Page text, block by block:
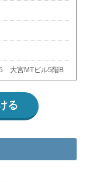
大宮MTビル5階B
る